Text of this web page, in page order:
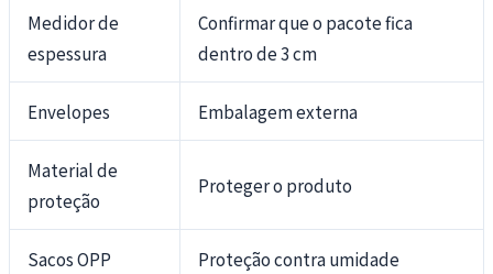
Medidor de
espessura
Confirmar que o pacote fica
dentro de 3 cm
Envelopes Embalagem externa
Material de
proteção
Proteger o produto
Sacos OPP Proteção contra umidade